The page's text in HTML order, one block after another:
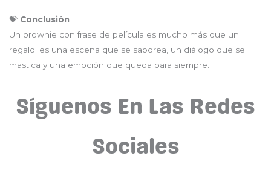
💝 Conclusión
Un brownie con frase de película es mucho más que un
regalo: es una escena que se saborea, un diálogo que se
mastica y una emoción que queda para siempre.
Síguenos En Las Redes
Sociales